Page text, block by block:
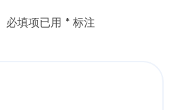
必填项已用 * 标注